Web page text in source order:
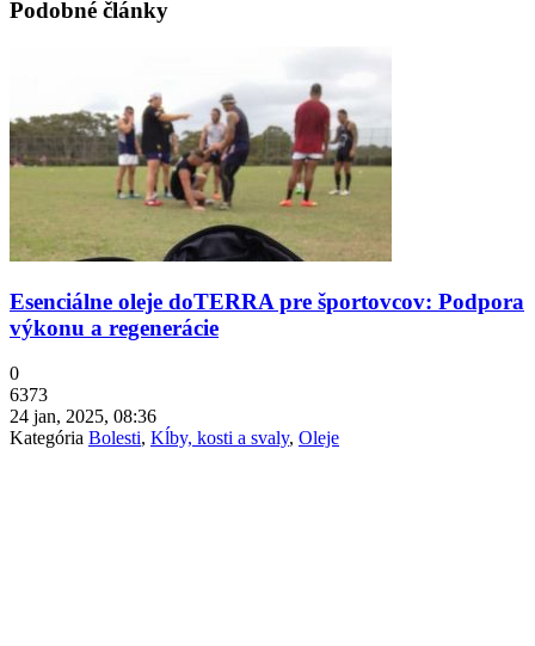
Podobné články
Esenciálne oleje doTERRA pre športovcov: Podpora
výkonu a regenerácie
0
6373
24 jan, 2025, 08:36
Kategória Bolesti, Kĺby, kosti a svaly, Oleje